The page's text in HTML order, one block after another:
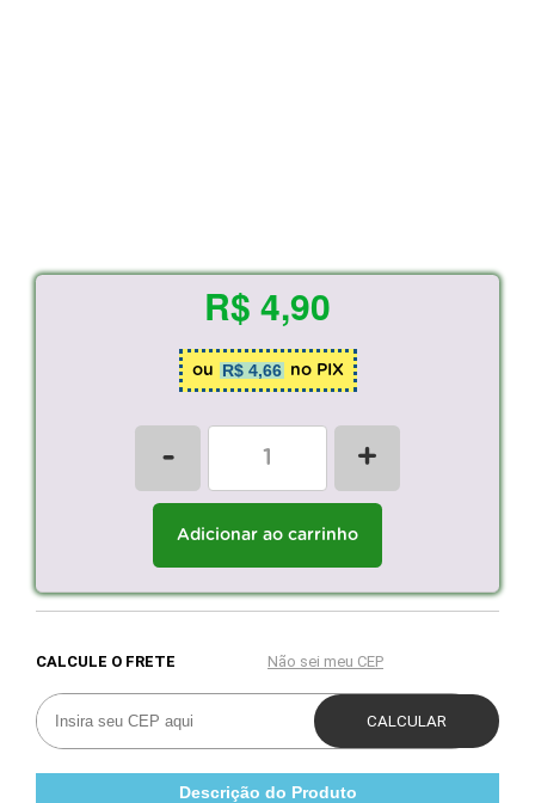
R$ 4,90
ou R$ 4,66 no PIX
- +
Adicionar ao carrinho
Descrição do Produto